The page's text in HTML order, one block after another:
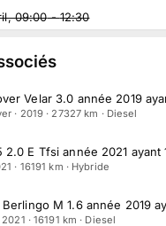
09:00-12:30
Velar 3.0 année 2019
· 2019 · 27327 km · Diesel
2.0 E Tfsi année 2021 ayant
· 16191 km · Hybride
M 1.6 année 2019
· 16191 km · Diesel